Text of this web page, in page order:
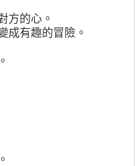
方的心。
成有趣的冒險。